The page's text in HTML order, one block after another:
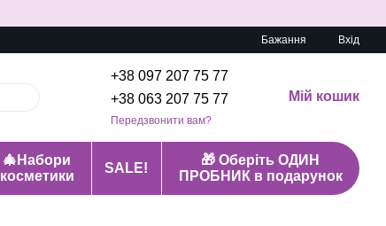
Бажання Вхід
+38 097 207 75 77
+38 063 207 75 77
Передзвонити вам?
Мій кошик
🎄Набори
косметики
SALE!
🎁 Оберіть ОДИН
ПРОБНИК в подарунок